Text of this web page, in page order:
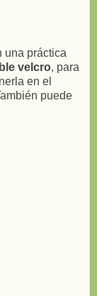
una práctica
velcro, para
en el
puede